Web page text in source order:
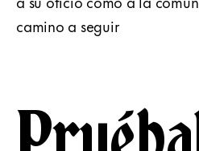
camino a seguir